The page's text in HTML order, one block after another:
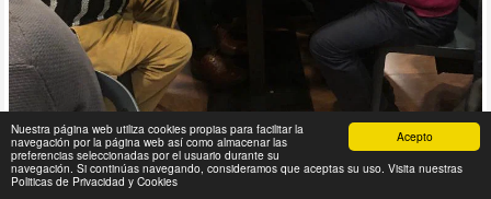
Acepto
Nuestra página web utiliza cookies propias para facilitar la
navegación por la página web así como almacenar las
preferencias seleccionadas por el usuario durante su
navegación. Si continúas navegando, consideramos que aceptas su uso. Visita nuestras
Politicas de Privacidad y Cookies
en la modalidad de liguilla a dos vuelta y se terminó el día 29 de
noviembre